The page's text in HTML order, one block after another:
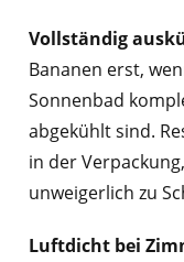
Vollständig
Bananen erst,
Sonnenbad
abgekühlt sind.
in der
unweigerlich zu
Luftdicht bei